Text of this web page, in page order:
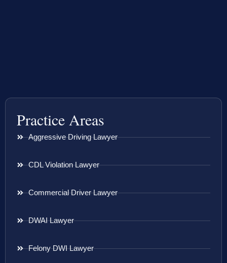
Practice Areas
Aggressive Driving Lawyer
CDL Violation Lawyer
Commercial Driver Lawyer
DWAI Lawyer
Felony DWI Lawyer